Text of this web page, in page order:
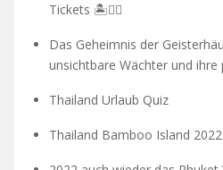
Tickets 🏝️🧗‍♂️
Das Geheimnis der
unsichtbare Wächter und ihre
Thailand Urlaub Quiz
Thailand Bamboo Island 2022